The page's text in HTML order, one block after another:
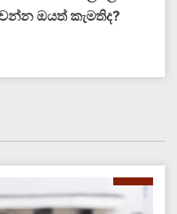
ඔයත් කැමතිද​?